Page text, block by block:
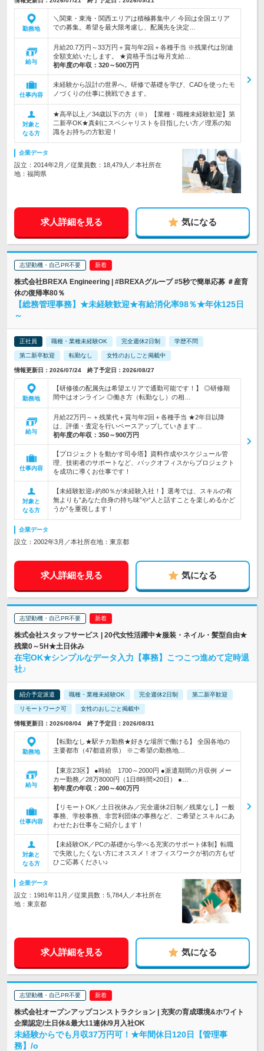
勤務地
＼関東・東海・関西エリアは積極募集中／ 今回は全国エリア
での募集。希望を最大限考慮し、配属先を決定…
給与
月給20.7万円～33万円＋賞与年2回＋各種手当 ※残業代は別途
全額支給いたします。 ★資格手当は毎月支給…
初年度の年収： 320～500万円
仕事内容
未経験から設計の世界へ。研修で基礎を学び、CADを使ったモ
ノづくりの仕事に挑戦できます。
対象と
なる方
★高卒以上／34歳以下の方（※）【業種・職種未経験歓迎】第
二新卒OK★真剣にスペシャリストを目指したい方／理系の知
識をお持ちの方歓迎！
企業データ
設立：2014年2月／従業員数：18,479人／本社所在
地：福岡県
求人詳細を見る 気になる
志望動機・自己PR不要
株式会社BREXA Engineering | #BREXAグループ #5秒で簡単応募 ＃産育
休の復帰率80％
【総務管理事務】★未経験歓迎★有給消化率98％★年休125日
～
正社員 職種・業種未経験OK 完全週休2日制 学歴不問
第二新卒歓迎 転勤なし 女性のおしごと掲載中
情報更新日：2026/07/24 終了予定日：2026/08/27
勤務地
【研修後の配属先は希望エリアで通勤可能です！】 ◎研修期
間中はオンライン ◎働き方（転勤なし）の相…
給与
月給22万円～＋残業代＋賞与年2回＋各種手当 ★2年目以降
は、評価・査定を行いベースアップしていきます…
初年度の年収： 350～900万円
仕事内容
【プロジェクトを動かす司令塔】資料作成やスケジュール管
理、技術者のサポートなど、バックオフィスからプロジェクト
を成功に導くお仕事です！
対象と
なる方
【未経験歓迎♪約80％が未経験入社！】選考では、スキルの有
無よりも“あなた自身の持ち味”や“人と話すことを楽しめるかど
うか”を重視します！
企業データ
設立：2002年3月／本社所在地：東京都
求人詳細を見る 気になる
志望動機・自己PR不要
株式会社スタッフサービス | 20代女性活躍中★服装・ネイル・髪型自由★
残業0～5H★土日休み
在宅OK★シンプルなデータ入力【事務】こつこつ進めて定時退
社♪
紹介予定派遣 職種・業種未経験OK 完全週休2日制 第二新卒歓迎
リモートワーク可 女性のおしごと掲載中
情報更新日：2026/08/04 終了予定日：2026/08/31
勤務地
【転勤なし★駅チカ勤務★好きな場所で働ける】 全国各地の
主要都市（47都道府県） ※ご希望の勤務地…
給与
【東京23区】 ●時給 1700～2000円 ●派遣期間の月収例 メー
カー勤務／28万8000円（1日8時間×20日） ●…
初年度の年収： 200～400万円
仕事内容
【リモートOK／土日祝休み／完全週休2日制／残業なし】一般
事務、学校事務、非営利団体の事務など、ご希望とスキルにあ
わせたお仕事をご紹介します！
対象と
なる方
【未経験OK／PCの基礎から学べる充実のサポート体制】転職
で失敗したくない方にオススメ！オフィスワークが初の方もぜ
ひご応募ください♪
企業データ
設立：1981年11月／従業員数：5,784人／本社所在
地：東京都
求人詳細を見る 気になる
志望動機・自己PR不要
株式会社オープンアップコンストラクション | 充実の育成環境&ホワイト
企業認定/土日休&最大11連休/9月入社OK
未経験からでも月収37万円可！★年間休日120日【管理事
務】/o